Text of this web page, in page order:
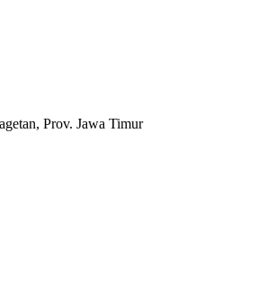
Prov. Jawa Timur